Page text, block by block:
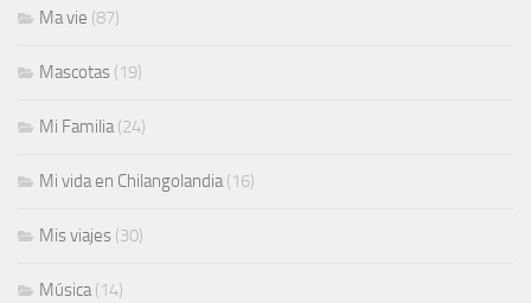
Ma vie (87)
Mascotas (19)
Mi Familia(24)
Mi vida en Chilangolandia(16)
Mis viajes (30)
Música(14)